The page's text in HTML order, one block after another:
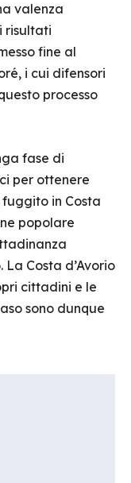
valenza
risultati
fine al
i cui difensori
processo
fase di
per ottenere
fuggito in Costa
popolare
Costa d’Avorio
cittadini e le
sono dunque